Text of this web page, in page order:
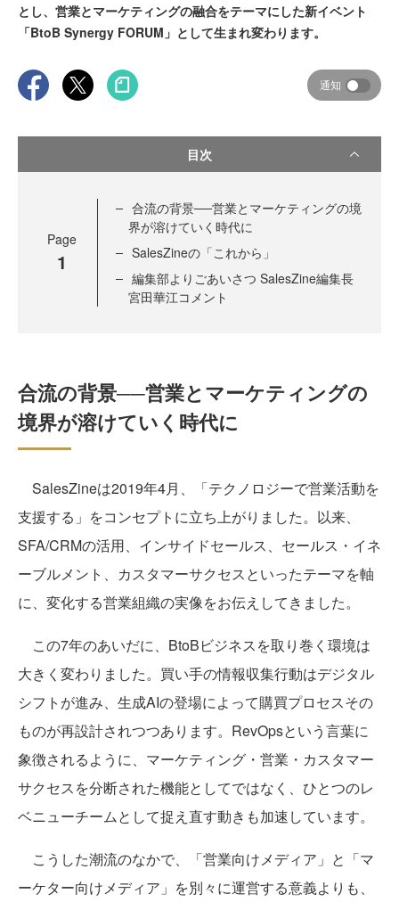
とし、営業とマーケティングの融合をテーマにした新イベント
「BtoB Synergy FORUM」として生まれ変わります。
通知
目次
Page
1
合流の背景──営業とマーケティングの境
界が溶けていく時代に
SalesZineの「これから」
編集部よりごあいさつ SalesZine編集長
宮田華江コメント
合流の背景──営業とマーケティングの
境界が溶けていく時代に
SalesZineは2019年4月、「テクノロジーで営業活動を
支援する」をコンセプトに立ち上がりました。以来、
SFA/CRMの活用、インサイドセールス、セールス・イネ
ーブルメント、カスタマーサクセスといったテーマを軸
に、変化する営業組織の実像をお伝えしてきました。
この7年のあいだに、BtoBビジネスを取り巻く環境は
大きく変わりました。買い手の情報収集行動はデジタル
シフトが進み、生成AIの登場によって購買プロセスその
ものが再設計されつつあります。RevOpsという言葉に
象徴されるように、マーケティング・営業・カスタマー
サクセスを分断された機能としてではなく、ひとつのレ
ベニューチームとして捉え直す動きも加速しています。
こうした潮流のなかで、「営業向けメディア」と「マ
ーケター向けメディア」を別々に運営する意義よりも、